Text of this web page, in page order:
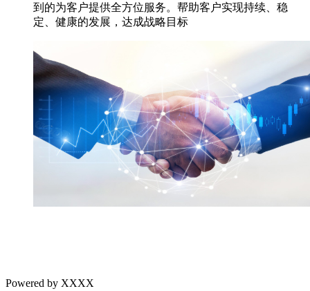
到的为客户提供全方位服务。帮助客户实现持续、稳
定、健康的发展，达成战略目标
Powered by XXXX